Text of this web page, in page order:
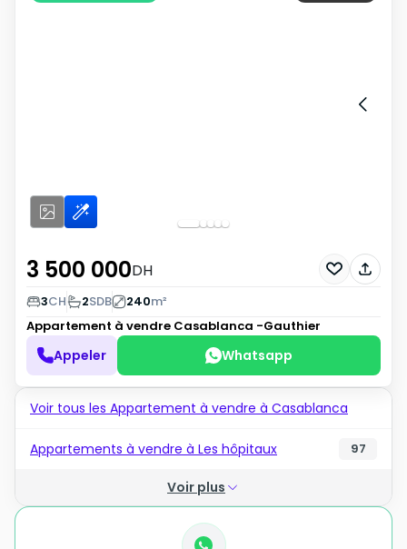
3 500 000DH
3CH 2SDB 240m²
Appartement à vendre Casablanca -Gauthier
Appeler Whatsapp
Voir tous les Appartement à vendre à Casablanca
Appartements à vendre à Les hôpitaux 97
Voir plus